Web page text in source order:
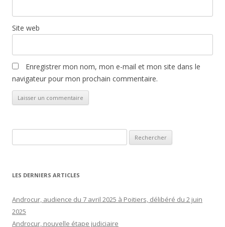
Site web
Enregistrer mon nom, mon e-mail et mon site dans le
navigateur pour mon prochain commentaire.
LES DERNIERS ARTICLES
Androcur, audience du 7 avril 2025 à Poitiers, délibéré du 2 juin
2025
Androcur, nouvelle étape judiciaire